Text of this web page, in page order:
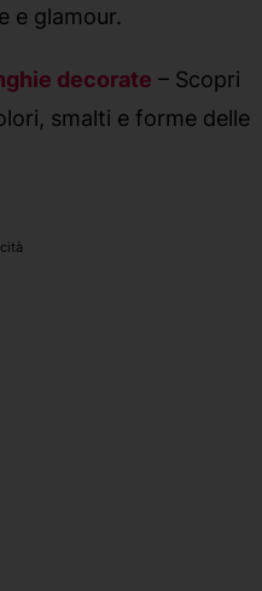
e glamour.
decorate – Scopri
smalti e forme delle